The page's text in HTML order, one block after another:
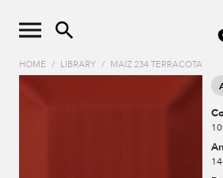
HOME / LIBRARY / MAIZ 234 TERRACOTA